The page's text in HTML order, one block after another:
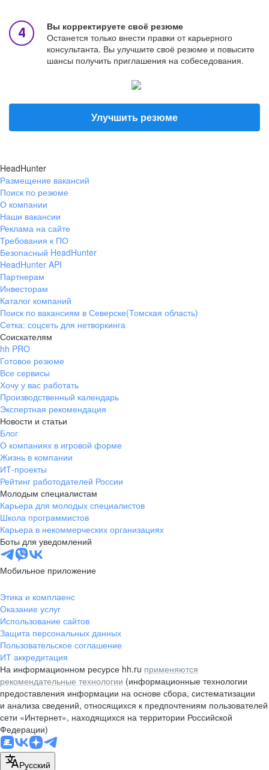
Вы корректируете своё резюме
Останется только внести правки от карьерного
консультанта. Вы улучшите своё резюме и повысите
шансы получить приглашения на собеседования.
Улучшить резюме
HeadHunter
Размещение вакансий
Поиск по резюме
О компании
Наши вакансии
Реклама на сайте
Требования к ПО
Безопасный HeadHunter
HeadHunter API
Партнерам
Инвесторам
Каталог компаний
Поиск по вакансиям в Северске(Томская область)
Сетка: соцсеть для нетворкинга
Соискателям
hh PRO
Готовое резюме
Все сервисы
Хочу у вас работать
Производственный календарь
Экспертная рекомендация
Новости и статьи
Блог
О компаниях в игровой форме
Жизнь в компании
ИТ-проекты
Рейтинг работодателей России
Молодым специалистам
Карьера для молодых специалистов
Школа программистов
Карьера в некоммерческих организациях
Боты для уведомлений
Мобильное приложение
Этика и комплаенс
Оказание услуг
Использование сайтов
Защита персональных данных
Пользовательское соглашение
ИТ аккредитация
На информационном ресурсе hh.ru применяются
рекомендательные технологии (информационные технологии
предоставления информации на основе сбора, систематизации
и анализа сведений, относящихся к предпочтениям пользователей
сети «Интернет», находящихся на территории Российской
Федерации)
Русский